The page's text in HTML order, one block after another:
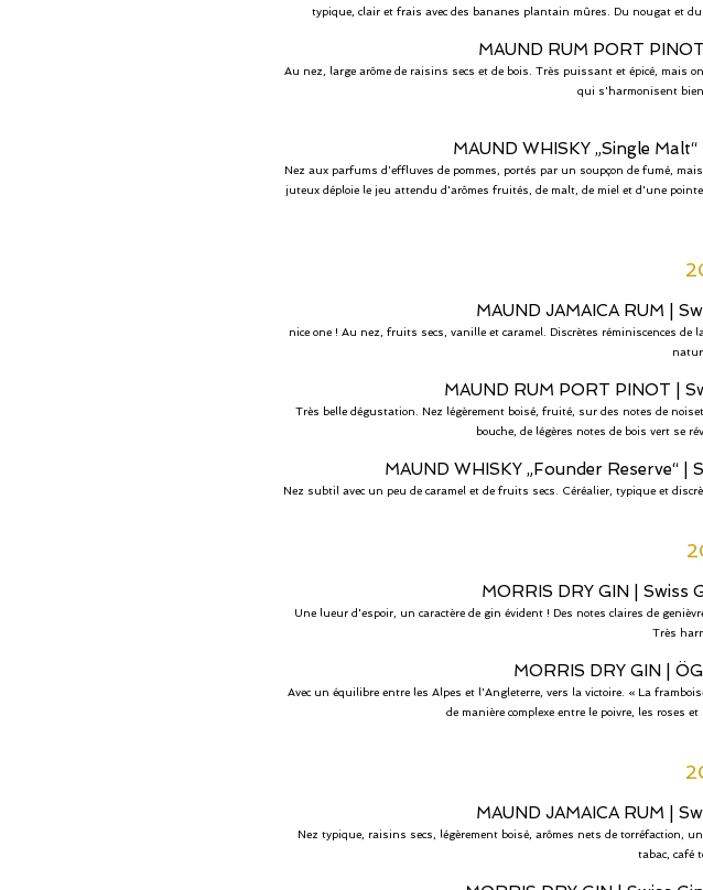
typique, clair et frais avec des bananes plantain mûres. Du nougat et
MAUND RUM PORT PINOT
Au nez, large arôme de raisins secs et de bois. Très puissant et épicé, mais
qui s'harmonisent bien
MAUND WHISKY „Single Malt“
Nez aux parfums d'effluves de pommes, portés par un soupçon de fumé,
juteux déploie le jeu attendu d'arômes fruités, de malt, de miel et d'une
MAUND JAMAICA RUM
nice one ! Au nez, fruits secs, vanille et caramel. Discrètes réminiscences
MAUND RUM PORT PINOT
Très belle dégustation. Nez légèrement boisé, fruité, sur des notes de
bouche, de légères notes de bois vert se
MAUND WHISKY „Founder Reserve“
Nez subtil avec un peu de caramel et de fruits secs. Céréalier, typique et
MORRIS DRY GIN Swiss
Une lueur d'espoir, un caractère de gin évident ! Des notes claires de
Très
MORRIS DRY GIN
Avec un équilibre entre les Alpes et l'Angleterre, vers la victoire. « La
de manière complexe entre le poivre, les roses
MAUND JAMAICA RUM
Nez typique, raisins secs, légèrement boisé, arômes nets de torréfaction,
tabac, café